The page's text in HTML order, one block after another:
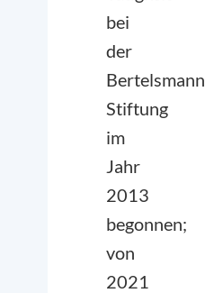
bei
der
Bertelsmann
Stiftung
im
Jahr
2013
begonnen;
von
2021